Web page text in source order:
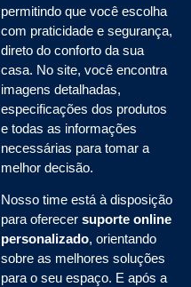
permitindo que você escolha
com praticidade e segurança,
direto do conforto da sua
casa. No site, você encontra
imagens detalhadas,
especificações dos produtos
e todas as informações
necessárias para tomar a
melhor decisão.
Nosso time está à disposição
para oferecer suporte online
personalizado, orientando
sobre as melhores soluções
para o seu espaço. E após a